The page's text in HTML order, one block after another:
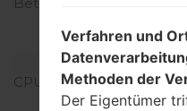
CPU
Verfahren und
Methoden der
Der Eigentümer